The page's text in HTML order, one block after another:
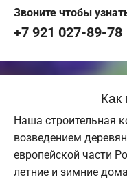
Звоните чтобы
+7 921 027-89-78
Наша строительная
возведением
европейской части
летние и зимние